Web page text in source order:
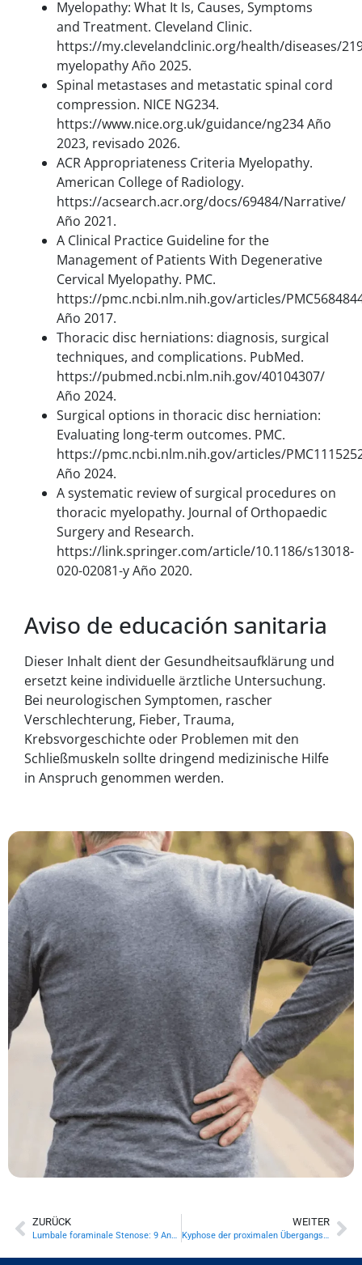
Myelopathy: What It Is, Causes, Symptoms
and Treatment. Cleveland Clinic.
https://my.clevelandclinic.org/health/diseases/
myelopathy Año 2025.
Spinal metastases and metastatic spinal cord
compression. NICE NG234.
https://www.nice.org.uk/guidance/ng234 Año
2023, revisado 2026.
ACR Appropriateness Criteria Myelopathy.
American College of Radiology.
https://acsearch.acr.org/docs/69484/Narrative/
Año 2021.
A Clinical Practice Guideline for the
Management of Patients With Degenerative
Cervical Myelopathy. PMC.
https://pmc.ncbi.nlm.nih.gov/articles/
Año 2017.
Thoracic disc herniations: diagnosis, surgical
techniques, and complications. PubMed.
https://pubmed.ncbi.nlm.nih.gov/40104307/
Año 2024.
Surgical options in thoracic disc herniation:
Evaluating long-term outcomes. PMC.
https://pmc.ncbi.nlm.nih.gov/articles/
Año 2024.
A systematic review of surgical procedures on
thoracic myelopathy. Journal of Orthopaedic
Surgery and Research.
https://link.springer.com/article/10.1186/s13018-
020-02081-y Año 2020.
Aviso de educación sanitaria
Dieser Inhalt dient der Gesundheitsaufklärung und
ersetzt keine individuelle ärztliche Untersuchung.
Bei neurologischen Symptomen, rascher
Verschlechterung, Fieber, Trauma,
Krebsvorgeschichte oder Problemen mit den
Schließmuskeln sollte dringend medizinische Hilfe
in Anspruch genommen werden.
ZURÜCK
Lumbale foraminale Stenose: 9 Anzeichen, dass dein Ischias nicht nur ein Bandscheibenvorfall ist
WEITER
Kyphose der proximalen Übergangszone nach einer langen Versteifung: 9 Anzeichen, die man nicht einfach dem postoperativen Verlauf zuschreiben sollte